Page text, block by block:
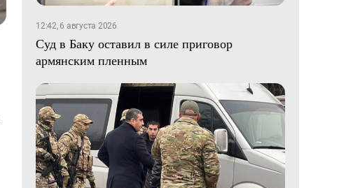
12:42, 6 августа 2026
Суд в Баку оставил в силе приговор
армянским пленным